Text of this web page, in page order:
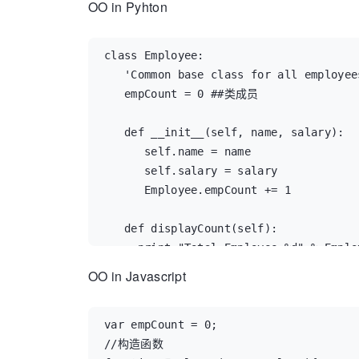
OO in Pyhton
class Employee:
'Common base class for all
empCount = 0 ##类成员
def __init__(self, name, salary):
self.name = name
self.salary = salary
Employee.empCount += 1
def displayCount(self):
print "Total Employee %d" %
def displayEmployee(self):
## 创建实例
ea = Employee("a",1000)
OO in Javascript
var empCount = 0;
//构造函数